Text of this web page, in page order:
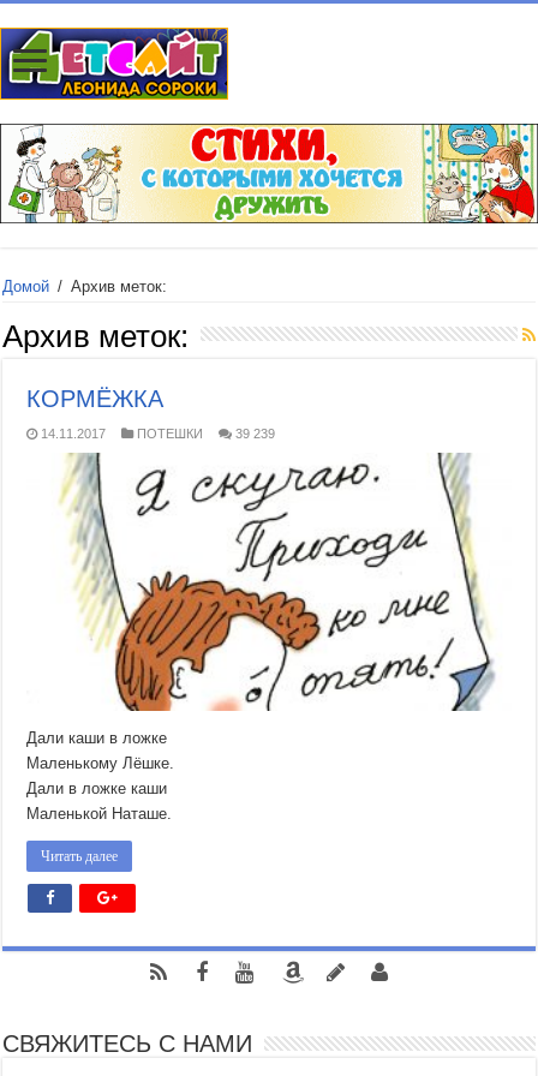
Домой / Архив меток:
Архив меток:
КОРМЁЖКА
14.11.2017 ПОТЕШКИ 39 239
Дали каши в ложке
Маленькому Лёшке.
Дали в ложке каши
Маленькой Наташе.
Читать далее
СВЯЖИТЕСЬ С НАМИ